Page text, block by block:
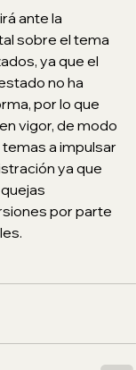
ante la
sobre el tema
ya que el
no ha
por lo que
vigor, de modo
a impulsar
ya que
por parte